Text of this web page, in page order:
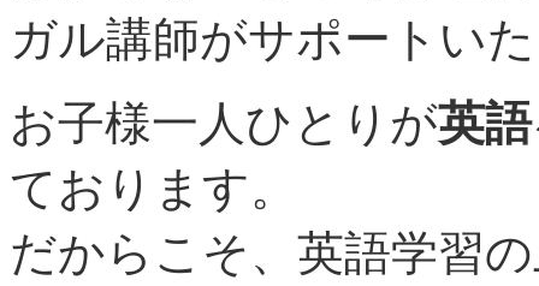
ガル講師がサポートい
お子様一人ひとりが英
ております。
だからこそ、英語学習